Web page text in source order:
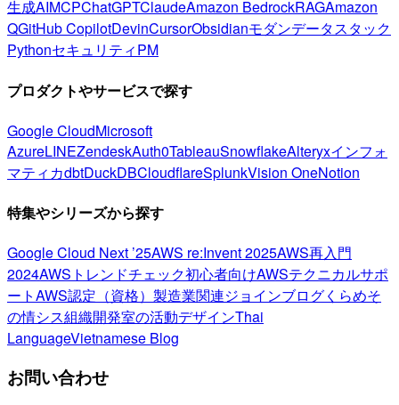
生成AIMCPChatGPTClaudeAmazon BedrockRAGAmazon
QGitHub CopilotDevinCursorObsidianモダンデータスタック
PythonセキュリティPM
プロダクトやサービスで探す
Google CloudMicrosoft
AzureLINEZendeskAuth0TableauSnowflakeAlteryxインフォ
マティカdbtDuckDBCloudflareSplunkVision OneNotion
特集やシリーズから探す
Google Cloud Next ’25AWS re:Invent 2025AWS再入門
2024AWSトレンドチェック初心者向けAWSテクニカルサポ
ートAWS認定（資格） 製造業関連ジョインブログくらめそ
の情シス組織開発室の活動デザインThai
LanguageVietnamese Blog
お問い合わせ